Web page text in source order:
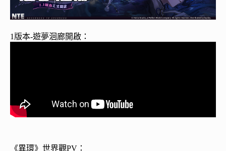
1版本-遊夢洄廊開啟：
《異環》世界觀PV：